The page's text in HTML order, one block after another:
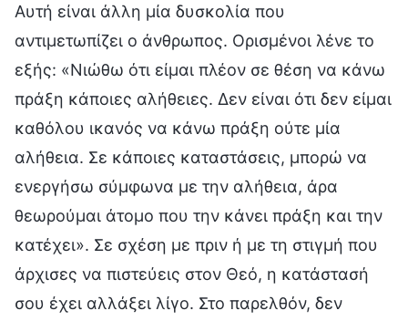
Αυτή είναι άλλη μία δυσκολία που
αντιμετωπίζει ο άνθρωπος. Ορισμένοι λένε το
εξής: «Νιώθω ότι είμαι πλέον σε θέση να κάνω
πράξη κάποιες αλήθειες. Δεν είναι ότι δεν είμαι
καθόλου ικανός να κάνω πράξη ούτε μία
αλήθεια. Σε κάποιες καταστάσεις, μπορώ να
ενεργήσω σύμφωνα με την αλήθεια, άρα
θεωρούμαι άτομο που την κάνει πράξη και την
κατέχει». Σε σχέση με πριν ή με τη στιγμή που
άρχισες να πιστεύεις στον Θεό, η κατάστασή
σου έχει αλλάξει λίγο. Στο παρελθόν, δεν